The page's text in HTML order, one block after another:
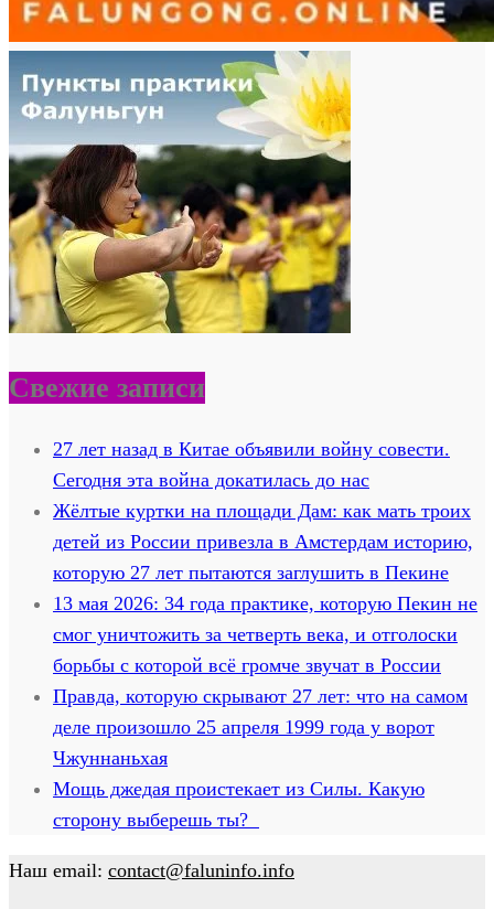
Свежие записи
27 лет назад в Китае объявили войну совести.
Сегодня эта война докатилась до нас
Жёлтые куртки на площади Дам: как мать троих
детей из России привезла в Амстердам историю,
которую 27 лет пытаются заглушить в Пекине
13 мая 2026: 34 года практике, которую Пекин не
смог уничтожить за четверть века, и отголоски
борьбы с которой всё громче звучат в России
Правда, которую скрывают 27 лет: что на самом
деле произошло 25 апреля 1999 года у ворот
Чжуннаньхая
Мощь джедая проистекает из Силы. Какую
сторону выберешь ты?
Наш email: contact@faluninfo.info